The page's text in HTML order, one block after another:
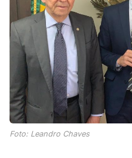
Foto: Leandro Chaves